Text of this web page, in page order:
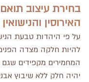
בחירת עיצוב
האירוסין והנישואין
על פי היהדות טבעת
להיות חלקה מצדה
המחמירים מקפידים שגם
יהיה חלק ללא שיבוץ